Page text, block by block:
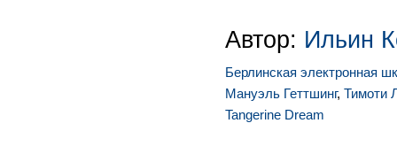
Автор: Ильин
Берлинская электронная
Мануэль Геттшинг, Тимоти
Tangerine Dream